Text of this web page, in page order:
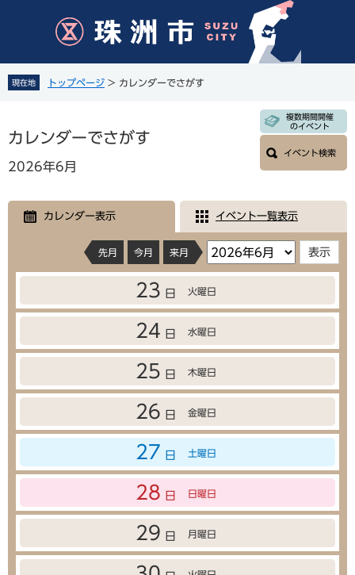
先
頭
。
を
飛
て
文
現在地 トップページ > カレンダーでさがす
文
カレンダーでさがす
複数期間開催
のイベント
イベント検索
2026年6月
カレンダー表示 イベント一覧表示
先月 今月 来月
23 日 火曜日
24 日 水曜日
25 日 木曜日
26 日 金曜日
27 日 土曜日
28 日 日曜日
29 日 月曜日